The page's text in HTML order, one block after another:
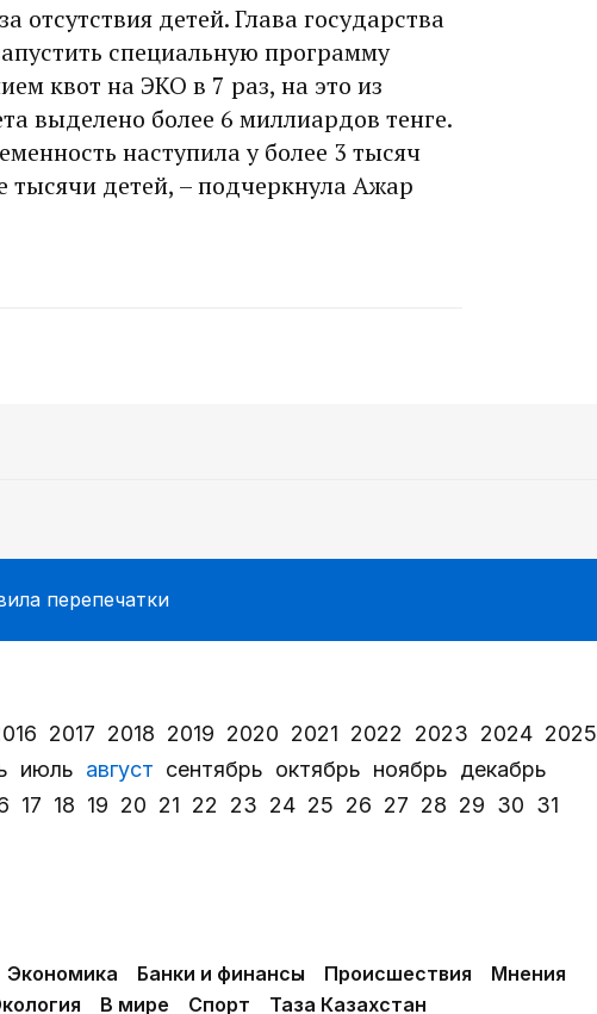
отсутствия детей. Глава государства
специальную программу
квот на ЭКО в 7 раз, на это из
выделено более 6 миллиардов тенге.
наступила у более 3 тысяч
детей, – подчеркнула Ажар
перепечатки
2017 2018 2019 2020 2021 2022 2023 2024 2025
июль август сентябрь октябрь ноябрь декабрь
17 18 19 20 21 22 23 24 25 26 27 28 29 30 31
Экономика Банки и финансы Происшествия
Мнения
В мире Спорт Таза Казахстан